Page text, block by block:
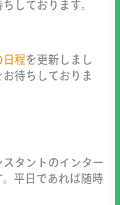
しております。
日程を更新しまし
待ちしておりま
タントのインター
平日であれば随時